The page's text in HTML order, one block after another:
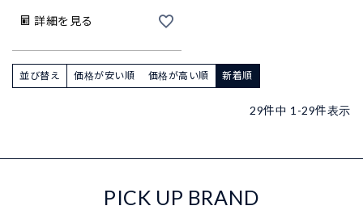
詳細を見る
並び替え 価格が安い順 価格が高い順 新着順
29件中 1 -29件表示
PICK UP BRAND